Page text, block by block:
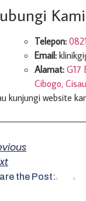
Telepon:
Email:
Alamat: G17
Cibogo,
kunjungi website
the Post: